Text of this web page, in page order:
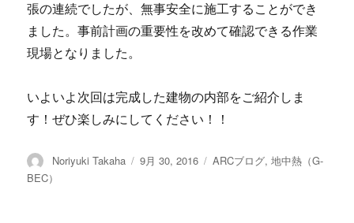
張の連続でしたが、無事安全に施工することができ
ました。事前計画の重要性を改めて確認できる作業
現場となりました。
いよいよ次回は完成した建物の内部をご紹介しま
す！ぜひ楽しみにしてください！！
投
稿
Noriyuki Takaha
投
9月 30, 2016
カ
ARCブログ,地中熱（G-
BEC）